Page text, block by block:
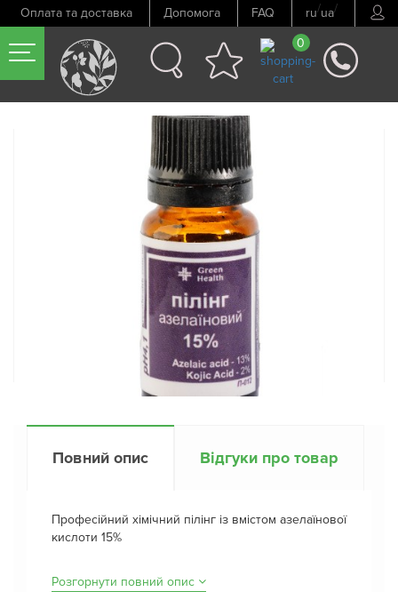
Оплата та доставка Допомога FAQ ru/ua/
0
Попередній товар Наступний товар
Повний опис Відгуки про товар
Професійний хімічний пілінг із вмістом азелаїнової
кислоти 15%
Розгорнути повний опис